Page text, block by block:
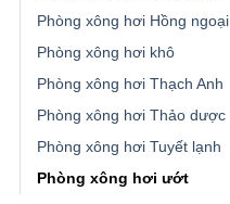
Phòng xông hơi Hồng ngoại
Phòng xông hơi khô
Phòng xông hơi Thạch Anh
Phòng xông hơi Thảo dược
Phòng xông hơi Tuyết lạnh
Phòng xông hơi ướt